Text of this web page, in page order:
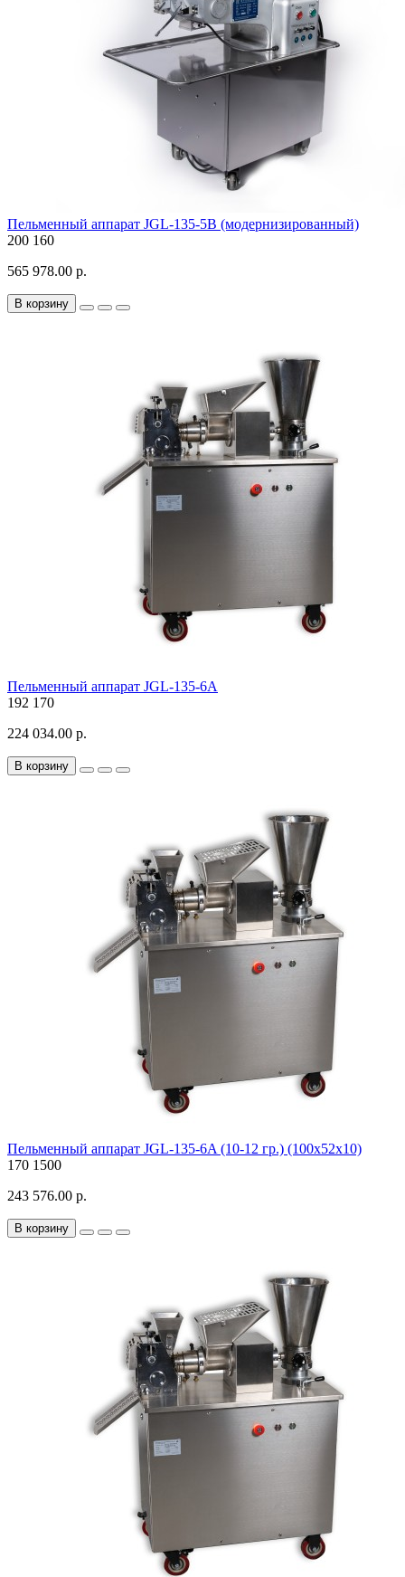
Пельменный аппарат JGL-135-5B (модернизированный)
200 160
565 978.00 р.
В корзину
Пельменный аппарат JGL-135-6A
192 170
224 034.00 р.
В корзину
Пельменный аппарат JGL-135-6A (10-12 гр.) (100х52х10)
170 1500
243 576.00 р.
В корзину